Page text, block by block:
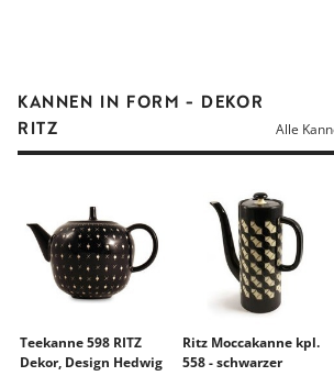
KANNEN IN FORM - DEKOR
RITZ
Alle
Teekanne 598 RITZ
Dekor, Design Hedwig
Ritz Moccakanne kpl.
558 - schwarzer